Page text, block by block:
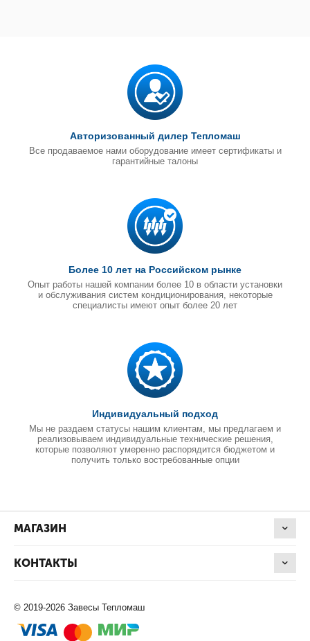
Авторизованный дилер Тепломаш
Все продаваемое нами оборудование имеет сертификаты и
гарантийные талоны
Более 10 лет на Российском рынке
Опыт работы нашей компании более 10 в области установки
и обслуживания систем кондиционирования, некоторые
специалисты имеют опыт более 20 лет
Индивидуальный подход
Мы не раздаем статусы нашим клиентам, мы предлагаем и
реализовываем индивидуальные технические решения,
которые позволяют умеренно распорядится бюджетом и
получить только востребованные опции
МАГАЗИН
КОНТАКТЫ
© 2019-2026 Завесы Тепломаш